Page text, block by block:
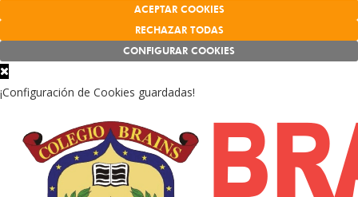
ACEPTAR COOKIES
CONFIGURAR COOKIES
RECHAZAR TODAS
¡Configuración de Cookies guardadas!